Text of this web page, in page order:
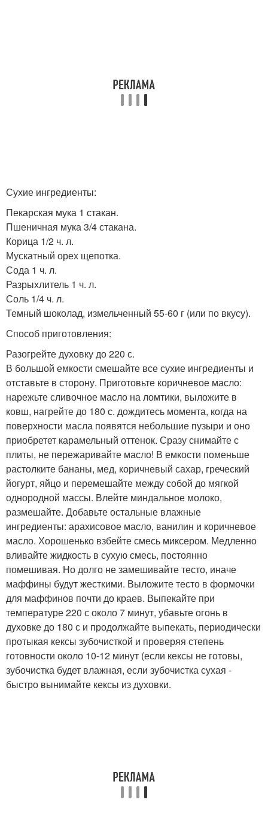
Сухие ингредиенты:
Пекарская мука 1 стакан.
Пшеничная мука 3/4 стакана.
Корица 1/2 ч. л.
Мускатный орех щепотка.
Сода 1 ч. л.
Разрыхлитель 1 ч. л.
Соль 1/4 ч. л.
Темный шоколад, измельченный 55-60 г (или по вкусу).
Способ приготовления:
Разогрейте духовку до 220 с.
В большой емкости смешайте все сухие ингредиенты и
отставьте в сторону. Приготовьте коричневое масло:
нарежьте сливочное масло на ломтики, выложите в
ковш, нагрейте до 180 с. дождитесь момента, когда на
поверхности масла появятся небольшие пузыри и оно
приобретет карамельный оттенок. Сразу снимайте с
плиты, не пережаривайте масло! В емкости поменьше
растолките бананы, мед, коричневый сахар, греческий
йогурт, яйцо и перемешайте между собой до мягкой
однородной массы. Влейте миндальное молоко,
размешайте. Добавьте остальные влажные
ингредиенты: арахисовое масло, ванилин и коричневое
масло. Хорошенько взбейте смесь миксером. Медленно
вливайте жидкость в сухую смесь, постоянно
помешивая. Но долго не замешивайте тесто, иначе
маффины будут жесткими. Выложите тесто в формочки
для маффинов почти до краев. Выпекайте при
температуре 220 с около 7 минут, убавьте огонь в
духовке до 180 с и продолжайте выпекать, периодически
протыкая кексы зубочисткой и проверяя степень
готовности около 10-12 минут (если кексы не готовы,
зубочистка будет влажная, если зубочистка сухая -
быстро вынимайте кексы из духовки.